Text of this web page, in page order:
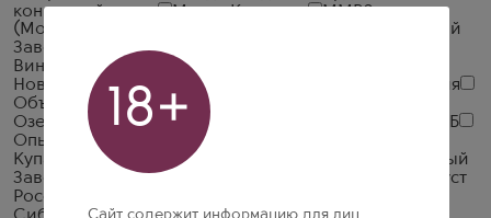
коньячный завод
Минск Кристалл
ММВЗ
(Московский Межреспубликанский Винодельческий
Завод)
Московский завод Кристалл
Винно-коньячный завод
Новокубанское
Объединенная Водочная Компания
Объединенные Пензенские Водочные Заводы
Озерский спиртоводочный завод (ОСВЗ)
ООО ССБ
Опытный завод НИВА
Купажный Завод
Пермалко
Прошянский Коньячный
Завод
Радамир
Русский Алкоголь (Руст
Россия)
18+
Сайт содержит информацию для лиц